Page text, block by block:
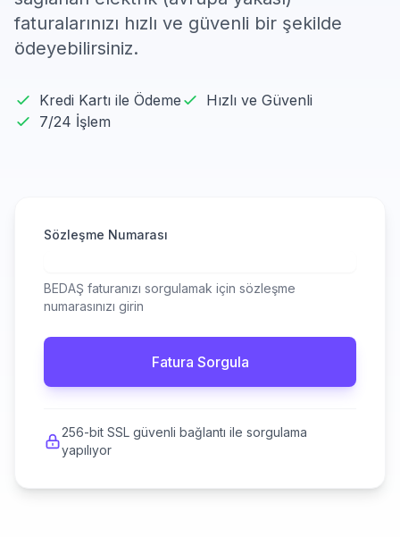
faturalarınızı hızlı ve güvenli bir şekilde
ödeyebilirsiniz.
Kredi Kartı ile Ödeme
Hızlı ve Güvenli
7/24 İşlem
Sözleşme Numarası
BEDAŞ faturanızı sorgulamak için sözleşme
numarasınızı girin
Fatura Sorgula
256-bit SSL güvenli bağlantı ile sorgulama
yapılıyor